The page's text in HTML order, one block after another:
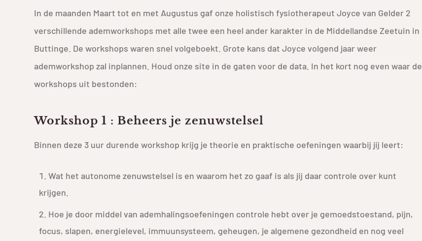
In de maanden Maart tot en met Augustus gaf onze holistisch fysiotherapeut Joyce van Gelder 2
verschillende ademworkshops met alle twee een heel ander karakter in de Middellandse Zeetuin in
Buttinge. De workshops waren snel volgeboekt. Grote kans dat Joyce volgend jaar weer
ademworkshop zal inplannen. Houd onze site in de gaten voor de data. In het kort nog even waar de
workshops uit bestonden:
Workshop 1 : Beheers je zenuwstelsel
Binnen deze 3 uur durende workshop krijg je theorie en praktische oefeningen waarbij jij leert:
Wat het autonome zenuwstelsel is en waarom het zo gaaf is als jij daar controle over kunt
krijgen.
Hoe je door middel van ademhalingsoefeningen controle hebt over je gemoedstoestand, pijn,
focus, slapen, energielevel, immuunsysteem, geheugen, je algemene gezondheid en nog veel